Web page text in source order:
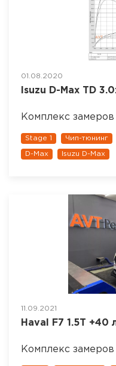
01.08.2020
Isuzu D-Max TD
Комплекс
Stage 1 Чип-тюнинг
D-Max Isuzu D-Max
11.09.2021
Haval F7 1.5T +40
Комплекс